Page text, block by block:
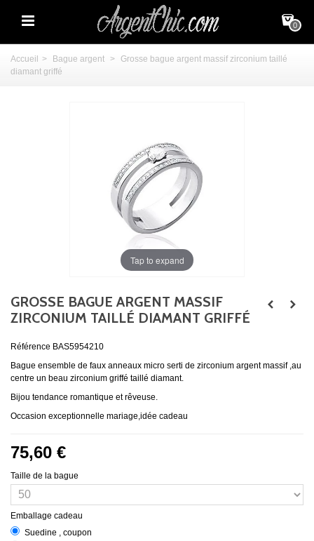
0
Accueil > Bague argent > Grosse bague argent massif zirconium taillé
diamant griffé
Tap to expand
GROSSE BAGUE ARGENT MASSIF
ZIRCONIUM TAILLÉ DIAMANT GRIFFÉ
Référence BAS5954210
Bague ensemble de faux anneaux micro serti de zirconium argent massif ,au
centre un beau zirconium griffé taillé diamant.
Bijou tendance romantique et rêveuse.
Occasion exceptionnelle mariage,idée cadeau
75,60 €
Taille de la bague
Emballage cadeau
Suedine , coupon